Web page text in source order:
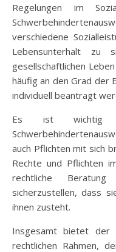
Regelungen im
verschiedene
Lebensunterhalt zu
gesellschaftlichen
häufig an den Grad der
individuell beantragt
Es ist wichtig
auch Pflichten mit sich
Rechte und Pflichten
rechtliche
sicherzustellen, dass
ihnen zusteht.
Insgesamt bietet der
rechtlichen Rahmen,